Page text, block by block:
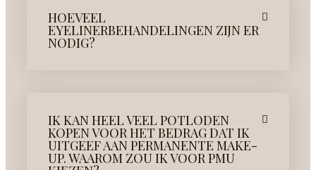
HOEVEEL
EYELINERBEHANDELINGEN ZIJN ER
NODIG?
IK KAN HEEL VEEL POTLODEN
KOPEN VOOR HET BEDRAG DAT IK
UITGEEF AAN PERMANENTE MAKE-
UP. WAAROM ZOU IK VOOR PMU